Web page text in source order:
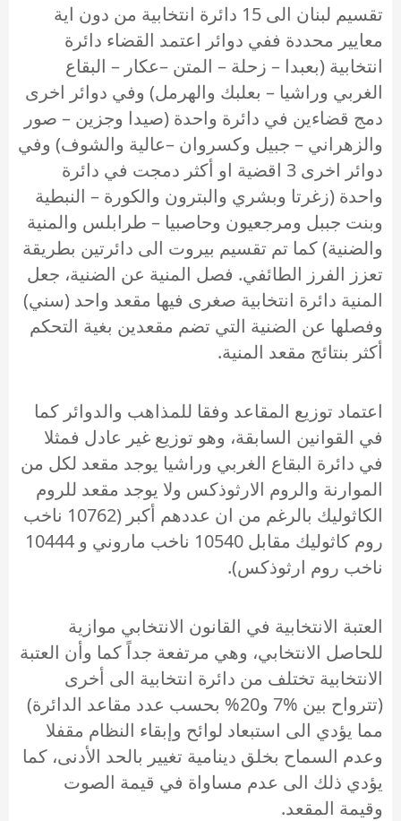
تقسيم لبنان الى 15 دائرة انتخابية من دون اية
معايير محددة ففي دوائر اعتمد القضاء دائرة
انتخابية (بعبدا – زحلة – المتن –عكار – البقاع
الغربي وراشيا – بعلبك والهرمل) وفي دوائر اخرى
دمج قضاءين في دائرة واحدة (صيدا وجزين – صور
والزهراني – جبيل وكسروان –عالية والشوف) وفي
دوائر اخرى 3 اقضية او أكثر دمجت في دائرة
واحدة (زغرتا وبشري والبترون والكورة – النبطية
وبنت جببل ومرجعيون وحاصبيا – طرابلس والمنية
والضنية) كما تم تقسيم بيروت الى دائرتين بطريقة
تعزز الفرز الطائفي. فصل المنية عن الضنية، جعل
المنية دائرة انتخابية صغرى فيها مقعد واحد (سني)
وفصلها عن الضنية التي تضم مقعدين بغية التحكم
أكثر بنتائج مقعد المنية.
اعتماد توزيع المقاعد وفقا للمذاهب والدوائر كما
في القوانين السابقة، وهو توزيع غير عادل فمثلا
في دائرة البقاع الغربي وراشيا يوجد مقعد لكل من
الموارنة والروم الارثوذكس ولا يوجد مقعد للروم
الكاثوليك بالرغم من ان عددهم أكبر (10762 ناخب
روم كاثوليك مقابل 10540 ناخب ماروني و 10444
ناخب روم ارثوذكس).
العتبة الانتخابية في القانون الانتخابي موازية
للحاصل الانتخابي، وهي مرتفعة جداً كما وأن العتبة
الانتخابية تختلف من دائرة انتخابية الى أخرى
(تترواح بين %7 و20% بحسب عدد مقاعد الدائرة)
مما يؤدي الى استبعاد لوائح وإبقاء النظام مقفلا
وعدم السماح بخلق دينامية تغيير بالحد الأدنى، كما
يؤدي ذلك الى عدم مساواة في قيمة الصوت
وقيمة المقعد.